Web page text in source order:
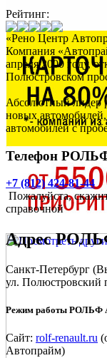
Рейтинг:
«Рено Центр
Компания
апреля 2000 году,
Полюстровском
Абсолютный лидер
новых
автомобилей с
Телефон
+7 (812) 424-81-44
Пожалуйста,
справочной
Адрес
Санкт-Петербург
ул. Полюстровский
Режим работы РОЛЬФ
Сайт: rolf-renault.ru
Автопрайм)